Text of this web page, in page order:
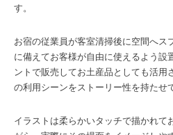
す。
お宿の従業員が客室清掃後に空間へス
に備えてお客様が自由に使えるよう設
ントで販売してお土産品としても活用
の利用シーンをストーリー性を持たせ
イラストは柔らかいタッチで描かれて